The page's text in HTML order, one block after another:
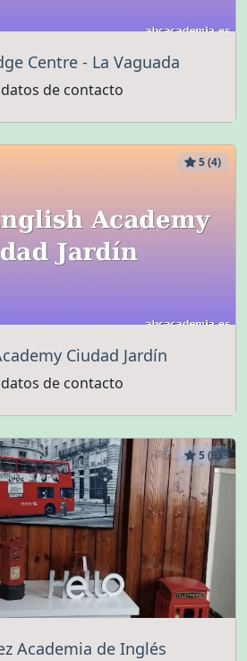
Centre - La Vaguada
de contacto
5 (4)
Ciudad Jardín
de contacto
5 (9)
Academia de Inglés